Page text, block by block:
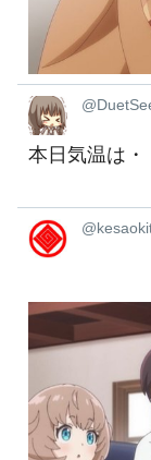
本日気温は・